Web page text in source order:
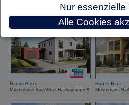
Hanse Haus
Musterhaus Bad Vilbel Hausnummer 8
Hanse Haus
Musterhaus
Nur essenzielle
Alle Cookies